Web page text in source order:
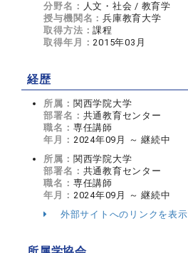
分野名： 人文・社会 / 教育学
授与機関名：兵庫教育大学
取得方法：課程
取得年月：2015年03月
経歴
所属： 関西学院大学
部署名： 共通教育センター
職名： 専任講師
年月： 2024年09月 ～ 継続中
所属： 関西学院大学
部署名： 共通教育センター
職名： 専任講師
年月： 2024年09月 ～ 継続中
外部サイトへのリンクを表示